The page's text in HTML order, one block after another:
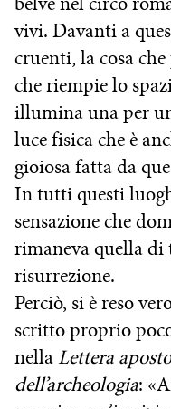
vivi. Davanti a
cruenti, la cosa
che riempie lo
illumina una per
luce fisica che è
gioiosa fatta da
In tutti questi
sensazione che
rimaneva quella di
risurrezione.
Perciò, si è reso
scritto proprio
nella Lettera
dell’archeologia: